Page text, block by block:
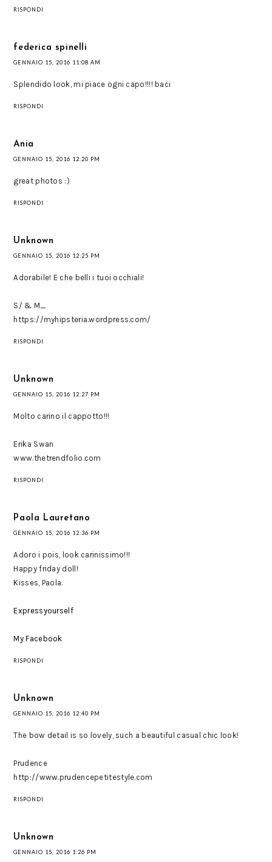
RISPONDI
federica spinelli
GENNAIO 15, 2016 11:08 AM
Splendido look, mi piace ogni capo!!!! baci
RISPONDI
Ania
GENNAIO 15, 2016 12:20 PM
great photos :)
RISPONDI
Unknown
GENNAIO 15, 2016 12:25 PM
Adorabile! E che belli i tuoi occhiali!
S/ & M_
https://myhipsteria.wordpress.com/
RISPONDI
Unknown
GENNAIO 15, 2016 12:27 PM
Molto carino il cappotto!!!
Erika Swan
www.thetrendfolio.com
RISPONDI
Paola Lauretano
GENNAIO 15, 2016 12:36 PM
Adoro i pois, look carinissimo!!!
Happy friday doll!
Kisses, Paola.
Expressyourself
My Facebook
RISPONDI
Unknown
GENNAIO 15, 2016 12:40 PM
The bow detail is so lovely, such a beautiful casual chic look!
Prudence
http://www.prudencepetitestyle.com
RISPONDI
Unknown
GENNAIO 15, 2016 1:26 PM